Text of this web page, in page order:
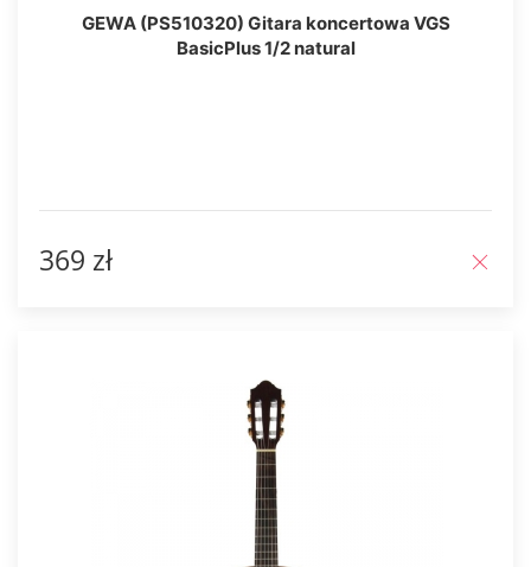
GEWA (PS510320) Gitara koncertowa VGS
BasicPlus 1/2 natural
369 zł